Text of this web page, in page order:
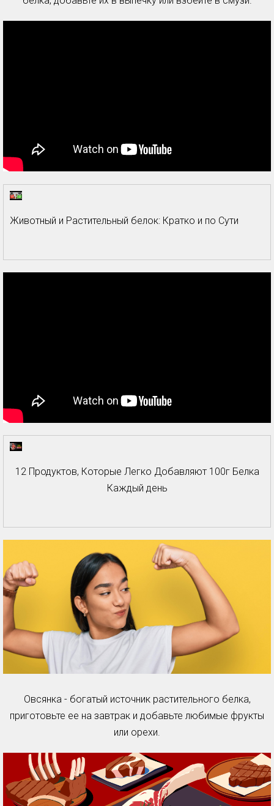
Животный и Растительный белок: Кратко и по Сути
12 Продуктов, Которые Легко Добавляют 100г Белка
Каждый день
Овсянка - богатый источник растительного белка,
приготовьте ее на завтрак и добавьте любимые фрукты
или орехи.